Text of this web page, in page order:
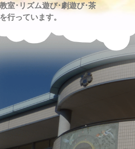
室･リズム遊び･劇遊び･茶
行っています。